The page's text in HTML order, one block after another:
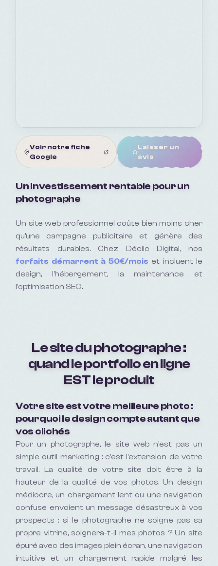
Voir notre fiche
Google
Laisser un
avis
Un investissement rentable pour un
photographe
Un site web professionnel coûte bien moins cher
qu'une campagne publicitaire et génère des
résultats durables. Chez Déclic Digital, nos
forfaits démarrent à 50€/mois et incluent le
design, l'hébergement, la maintenance et
l'optimisation SEO.
Le site du photographe :
quand le portfolio en ligne
EST le produit
Votre site est votre meilleure photo :
pourquoi le design compte autant que
vos clichés
Pour un photographe, le site web n'est pas un
simple outil marketing : c'est l'extension de votre
travail. La qualité de votre site doit être à la
hauteur de la qualité de vos photos. Un design
médiocre, un chargement lent ou une navigation
confuse envoient un message désastreux à vos
prospects : si le photographe ne soigne pas sa
propre vitrine, soignera-t-il mes photos ? Un site
épuré avec des images plein écran, une navigation
intuitive et un chargement rapide malgré les